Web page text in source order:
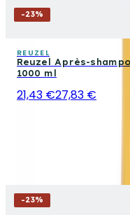
-23%
REUZEL
Reuzel Après-
1000 ml
21,43 €27,83 €
-23%